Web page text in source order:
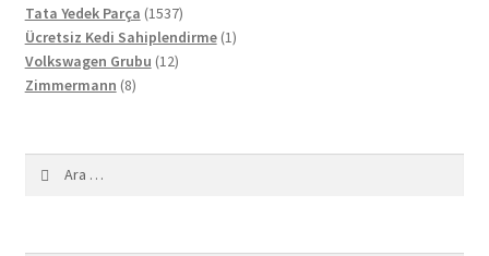
Tata Yedek Parça 15371537
ürün
Ücretsiz Kedi Sahiplendirme 11
Volkswagen Grubu 1212
Zimmermann 88